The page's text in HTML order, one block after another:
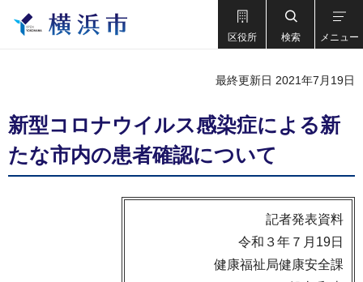
区役所 検索 メニュー
最終更新日 2021年7月19日
新型コロナウイルス感染症による新
たな市内の患者確認について
記者発表資料
令和３年７月19日
健康福祉局健康安全課